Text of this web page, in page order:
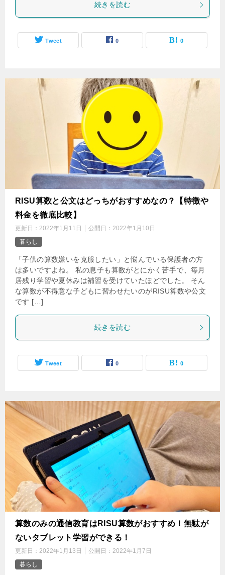
続きを読む
Tweet 0 0
‌RISU算数と公文はどっちがおすすめなの？【特徴や
料金を徹底比較】
更新日： 2022年1月11日 公開日： 2022年1月10日
暮らし
「子供の算数嫌いを克服したい」と悩んでいる保護者の方
は多いですよね。 私の息子も算数がとにかく苦手で、毎月
居残り学習や夏休みは補習を受けていたほどでした。 そん
な算数が不得意な子どもに習わせたいのがRISU算数や公文
です […]
続きを読む
Tweet 0 0
‌算数のみの通信教育はRISU算数がおすすめ！無駄が
ないタブレット学習ができる！
更新日： 2022年1月13日 公開日： 2022年1月7日
暮らし